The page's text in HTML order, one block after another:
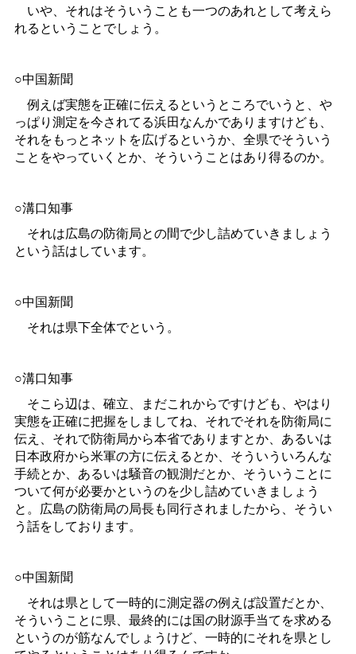
いや、それはそういうことも一つのあれとして考えら
れるということでしょう。
○中国新聞
例えば実態を正確に伝えるというところでいうと、や
っぱり測定を今されてる浜田なんかでありますけども、
それをもっとネットを広げるというか、全県でそういう
ことをやっていくとか、そういうことはあり得るのか。
○溝口知事
それは広島の防衛局との間で少し詰めていきましょう
という話はしています。
○中国新聞
それは県下全体でという。
○溝口知事
そこら辺は、確立、まだこれからですけども、やはり
実態を正確に把握をしましてね、それでそれを防衛局に
伝え、それで防衛局から本省でありますとか、あるいは
日本政府から米軍の方に伝えるとか、そういういろんな
手続とか、あるいは騒音の観測だとか、そういうことに
ついて何が必要かというのを少し詰めていきましょう
と。広島の防衛局の局長も同行されましたから、そうい
う話をしております。
○中国新聞
それは県として一時的に測定器の例えば設置だとか、
そういうことに県、最終的には国の財源手当てを求める
というのが筋なんでしょうけど、一時的にそれを県とし